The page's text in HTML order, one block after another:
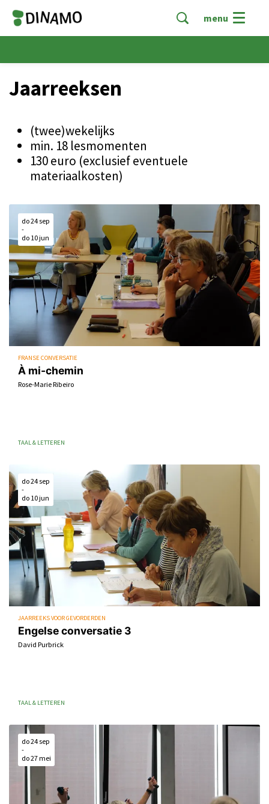
menu
Jaarreeksen
(twee)wekelijks
min. 18 lesmomenten
130 euro (exclusief eventuele
materiaalkosten)
À mi-chemin
Rose-Marie Ribeiro
FRANSE CONVERSATIE
do 24 sep
-
do 10 jun
TAAL & LETTEREN
Engelse conversatie 3
David Purbrick
JAARREEKS VOOR GEVORDERDEN
do 24 sep
-
do 10 jun
TAAL & LETTEREN
do 24 sep
-
do 27 mei